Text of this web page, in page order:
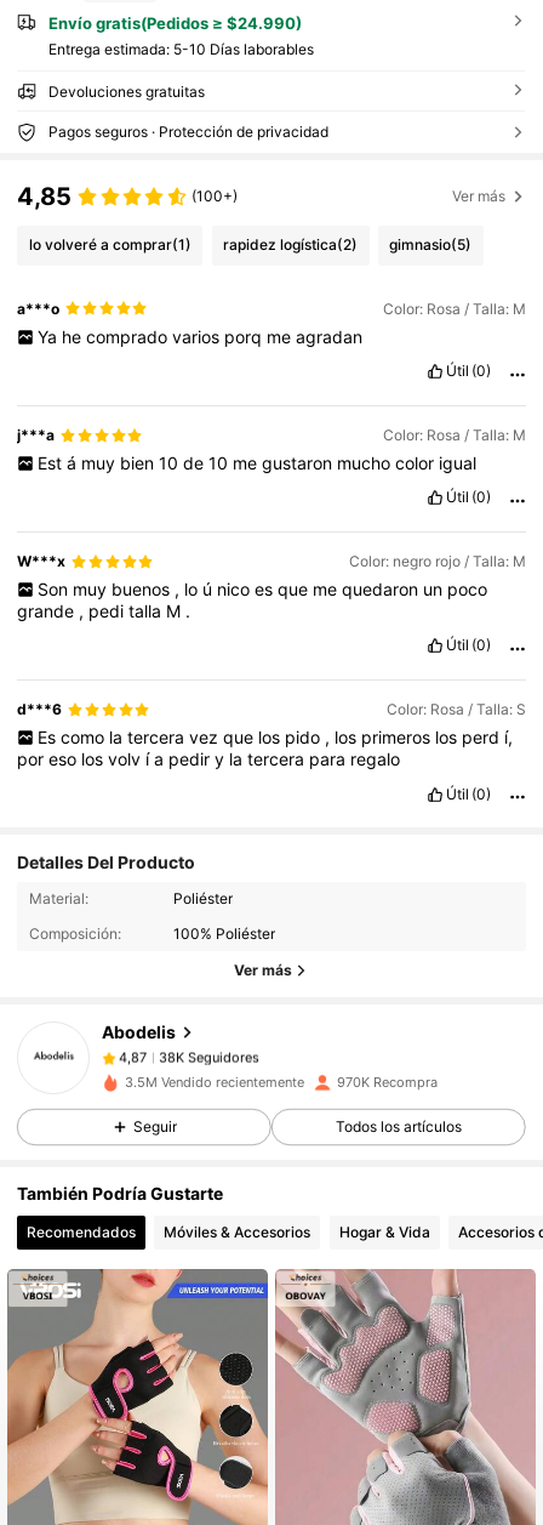
Envío gratis(Pedidos ≥ $24.990)
Entrega estimada: 5-10 Días laborables
Devoluciones gratuitas
Pagos seguros · Protección de privacidad
4,85 (100+) Ver más
lo volveré a comprar(1) rapidez logística(2) gimnasio(5)
a***o Color: Rosa / Talla: M
Ya he comprado varios porq me agradan
Útil (0)
j***a Color: Rosa / Talla: M
Est á muy bien 10 de 10 me gustaron mucho color igual
Útil (0)
W***x Color: negro rojo / Talla: M
Son muy buenos , lo ú nico es que me quedaron un poco
grande , peditalla M .
Útil (0)
d***6 Color: Rosa / Talla: S
Es como la tercera vez que los pido , los primeros los perd í,
poreso losvolv ía pediry latercera para regalo
Útil (0)
Detalles Del Producto
Material:
Poliéster
Composición:
100% Poliéster
Ver más
Abodelis
38K Seguidores
38K Seguidores
4,87 38K Seguidores
4,87 38K Seguidores
4,87
4,87 38K Seguidores
4,87 38K Seguidores
4,87 38K Seguidores
3.5M Vendido recientemente 970K Recompra
Seguir Todos los artículos
También Podría Gustarte
Recomendados Móviles & Accesorios Hogar & Vida Accesorios